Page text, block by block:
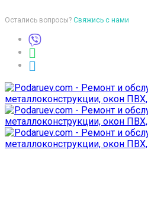
Остались вопросы? Свяжись с нами